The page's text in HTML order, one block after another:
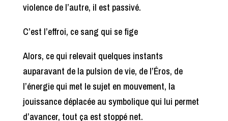
violence de l’autre, il est passivé.
C’est l’effroi, ce sang qui se fige
Alors, ce qui relevait quelques instants
auparavant de la pulsion de vie, de l’Éros, de
l’énergie qui met le sujet en mouvement, la
jouissance déplacée au symbolique qui lui permet
d’avancer, tout ça est stoppé net.